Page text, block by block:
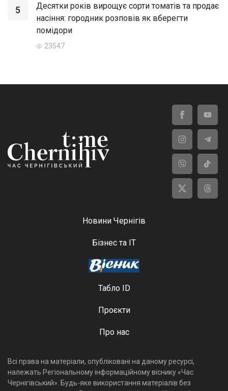
5
Десятки років вирощує сорти томатів та продає
насіння: городник розповів як вберегти
помідори
23547
Новини Чернігів
Бізнес та ІТ
Табло ID
Проєкти
Про нас
Всі права на матеріали, опубліковані на даному ресурсі,
належать Регіональному інформаційному віснику «Час
Чернігівський». Будь-яке використання матеріалів без